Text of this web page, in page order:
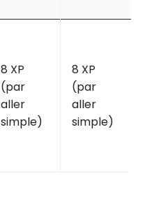
8 XP
(par
aller
simple)
8 XP
(par
aller
simple)